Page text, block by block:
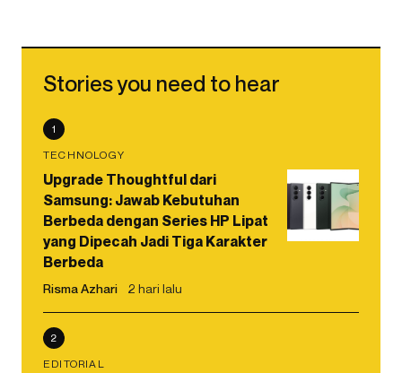
Stories you need to hear
1
TECHNOLOGY
Upgrade Thoughtful dari
Samsung: Jawab Kebutuhan
Berbeda dengan Series HP Lipat
yang Dipecah Jadi Tiga Karakter
Berbeda
Risma Azhari 2 hari lalu
2
EDITORIAL